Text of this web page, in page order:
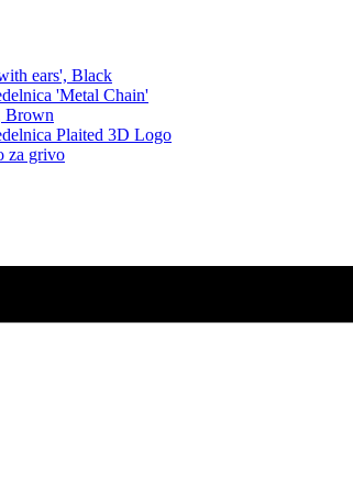
ears', Black
'Metal Chain'
Brown
Plaited 3D Logo
za grivo